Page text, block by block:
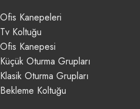
Ofis Kanepeleri
Tv Koltuğu
Ofis Kanepesi
Küçük Oturma Grupları
Klasik Oturma Grupları
Bekleme Koltuğu